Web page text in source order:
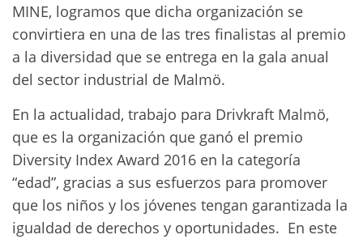
MINE, logramos que dicha organización se
convirtiera en una de las tres finalistas al premio
a la diversidad que se entrega en la gala anual
del sector industrial de Malmö.
En la actualidad, trabajo para Drivkraft Malmö,
que es la organización que ganó el premio
Diversity Index Award 2016 en la categoría
“edad”, gracias a sus esfuerzos para promover
que los niños y los jóvenes tengan garantizada la
igualdad de derechos y oportunidades. En este